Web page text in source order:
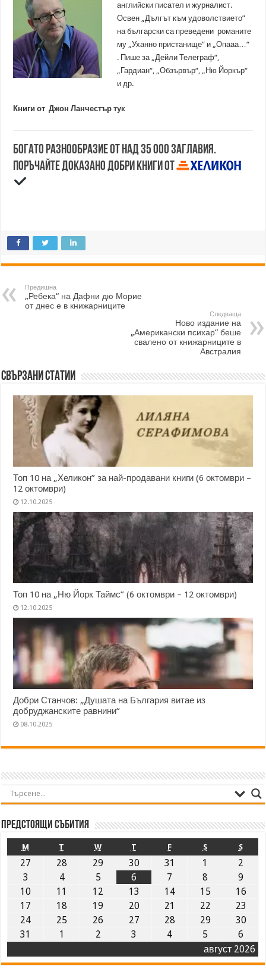
английски писател и журналист.
Освен „Дългът към удоволствието”
на български са преведени романите
му „Уханно пристанище” и „Опааа…“
. Пише за „Дейли Телеграф“,
„Гардиан“, „Обзървър“, „Ню Йоркър“
и др.
Книги от Джон Ланчестъртук
Богато разнообразие от над 35 000 заглавия.
Поръчайте доказано добри книги от
Предишна
„Ребека“ на Дафни дю Морие
от днес е в книжарниците
Следваща
Ново издание на
„Американски психар“ беше
свалено от книжарниците в
Австралия
Свързани статии
Топ 10 на „Хеликон” за най-продавани книги (6 октомври –
12 октомври)
12.10.2025
Топ 10 на „Ню Йорк Таймс” (6 октомври – 12 октомври)
12.10.2025
Добри Станчов: „Душата на България витае из
добруджанските равнини“
08.10.2025
Предстоящи събития
август 2026
M T W T F S S
27 28 29 30 31 1
2
3
4 5 6 7 8
9
10
11 12 13 14 15
16
17
18 19 20 21 22
23
24
25 26 27 28 29
30
31
1 2 3 4 5 6